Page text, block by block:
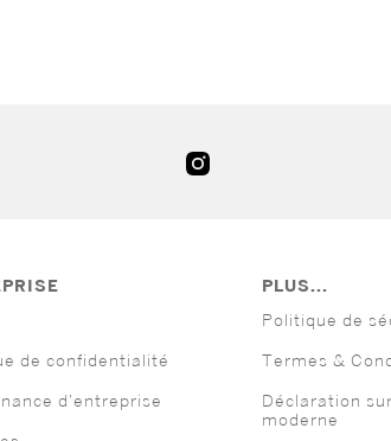
de confidentialité
d'entreprise
PLUS...
Politique de
Termes &
Déclaration
moderne